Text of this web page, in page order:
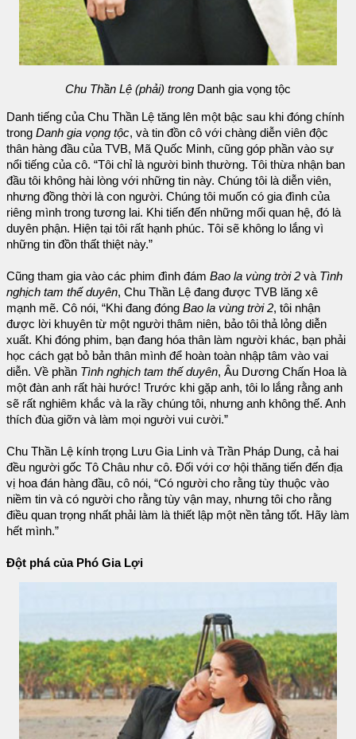
Chu Thần Lệ (phải) trong Danh gia vọng tộc
Danh tiếng của Chu Thần Lệ tăng lên một bậc sau khi đóng chính
trong Danh gia vọng tộc, và tin đồn cô với chàng diễn viên độc
thân hàng đầu của TVB, Mã Quốc Minh, cũng góp phần vào sự
nổi tiếng của cô. “Tôi chỉ là người bình thường. Tôi thừa nhận ban
đầu tôi không hài lòng với những tin này. Chúng tôi là diễn viên,
nhưng đồng thời là con người. Chúng tôi muốn có gia đình của
riêng mình trong tương lai. Khi tiến đến những mối quan hệ, đó là
duyên phận. Hiện tại tôi rất hạnh phúc. Tôi sẽ không lo lắng vì
những tin đồn thất thiệt này.”
Cũng tham gia vào các phim đình đám Bao la vùng trời 2 và Tình
nghịch tam thế duyên, Chu Thần Lệ đang được TVB lăng xê
mạnh mẽ. Cô nói, “Khi đang đóng Bao la vùng trời 2, tôi nhận
được lời khuyên từ một người thâm niên, bảo tôi thả lỏng diễn
xuất. Khi đóng phim, bạn đang hóa thân làm người khác, bạn phải
học cách gạt bỏ bản thân mình để hoàn toàn nhập tâm vào vai
diễn. Về phần Tình nghịch tam thế duyên, Âu Dương Chấn Hoa là
một đàn anh rất hài hước! Trước khi gặp anh, tôi lo lắng rằng anh
sẽ rất nghiêm khắc và la rầy chúng tôi, nhưng anh không thế. Anh
thích đùa giỡn và làm mọi người vui cười.”
Chu Thần Lệ kính trọng Lưu Gia Linh và Trần Pháp Dung, cả hai
đều người gốc Tô Châu như cô. Đối với cơ hội thăng tiến đến địa
vị hoa đán hàng đầu, cô nói, “Có người cho rằng tùy thuộc vào
niềm tin và có người cho rằng tùy vận may, nhưng tôi cho rằng
điều quan trọng nhất phải làm là thiết lập một nền tảng tốt. Hãy làm
hết mình.”
Đột phá của Phó Gia Lợi